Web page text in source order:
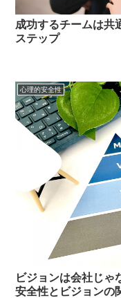
成功するチームは共
ステップ
心理的安全性
ビジョンは会社じゃ
安全性とビジョンの